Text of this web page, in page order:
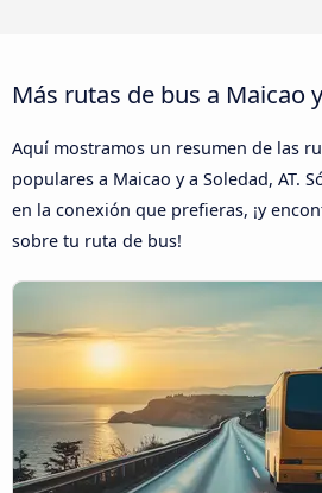
Más rutas de bus a Maicao
Aquí mostramos un resumen de las
populares a Maicao y a Soledad, AT.
en la conexión que prefieras, ¡y
sobre tu ruta de bus!